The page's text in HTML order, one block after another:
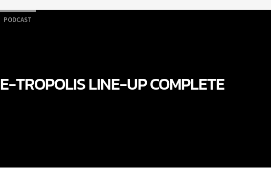
PODCAST
E-TROPOLIS LINE-UP COMPLETE